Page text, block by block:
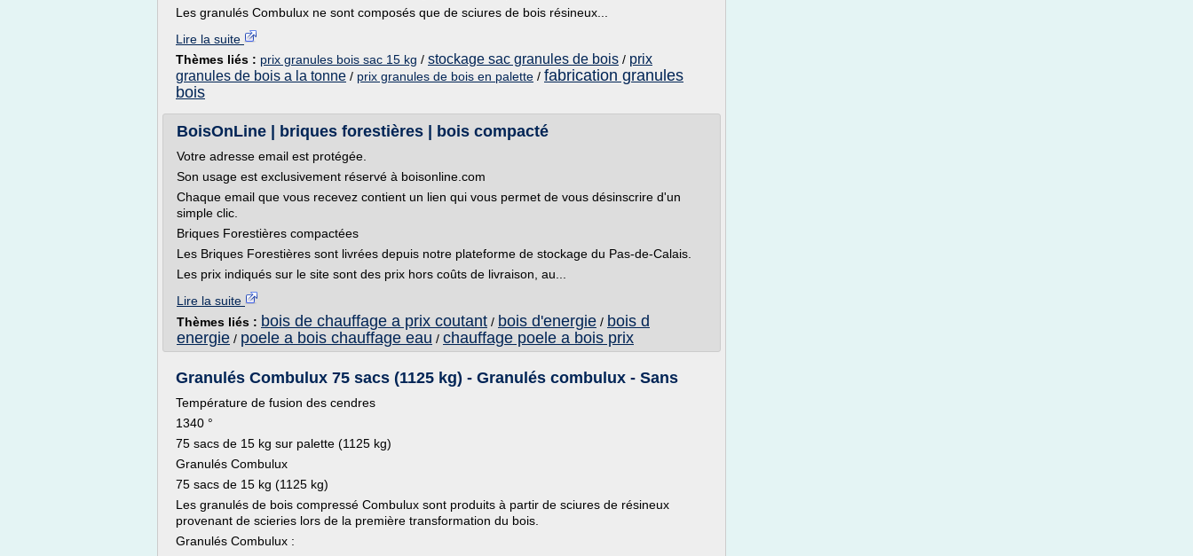
Les granulés Combulux ne sont composés que de sciures de bois résineux...
Lire la suite
Thèmes liés : prix granules bois sac 15 kg / stockage sac granules de bois / prix
granules de bois a la tonne / prix granules de bois en palette / fabrication granules
bois
BoisOnLine | briques forestières | bois compacté
Votre adresse email est protégée.
Son usage est exclusivement réservé à boisonline.com
Chaque email que vous recevez contient un lien qui vous permet de vous désinscrire d'un
simple clic.
Briques Forestières compactées
Les Briques Forestières sont livrées depuis notre plateforme de stockage du Pas-de-Calais.
Les prix indiqués sur le site sont des prix hors coûts de livraison, au...
Lire la suite
Thèmes liés : bois de chauffage a prix coutant / bois d'energie / bois d
energie / poele a bois chauffage eau / chauffage poele a bois prix
Granulés Combulux 75 sacs (1125 kg) - Granulés combulux - Sans
Température de fusion des cendres
1340 °
75 sacs de 15 kg sur palette (1125 kg)
Granulés Combulux
75 sacs de 15 kg (1125 kg)
Les granulés de bois compressé Combulux sont produits à partir de sciures de résineux
provenant de scieries lors de la première transformation du bois.
Granulés Combulux :